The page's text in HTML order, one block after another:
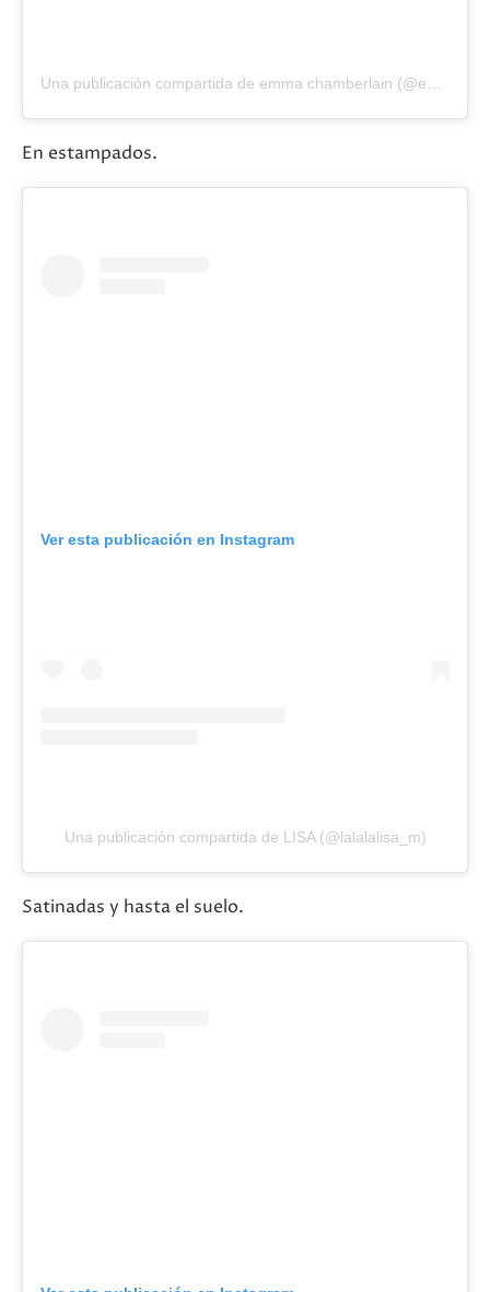
En estampados.
Ver esta publicación en Instagram
Una publicación compartida de LISA (@lalalalisa_m)
Satinadas y hasta el suelo.